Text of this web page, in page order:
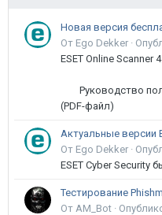
От Ego Dekker ·
ESET Online
Руководство
(PDF-файл)
Актуальные версии
От Ego Dekker ·
ESET Cyber Security
От AM_Bot ·